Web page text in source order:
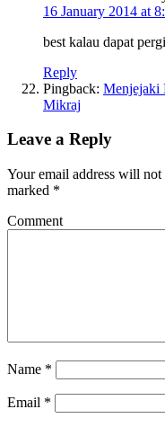
16 January 2014 at
best kalau dapat
Reply
Pingback: Menjejaki
Mikraj
Leave a Reply
Your email address will not
marked *
Comment
Name *
Email *